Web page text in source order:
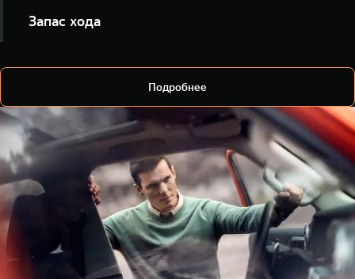
удалённо, не открывая приложение.
Запас хода
дальность поездки.
Подробнее